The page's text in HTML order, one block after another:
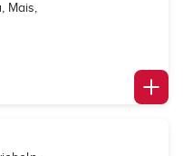
Mais,